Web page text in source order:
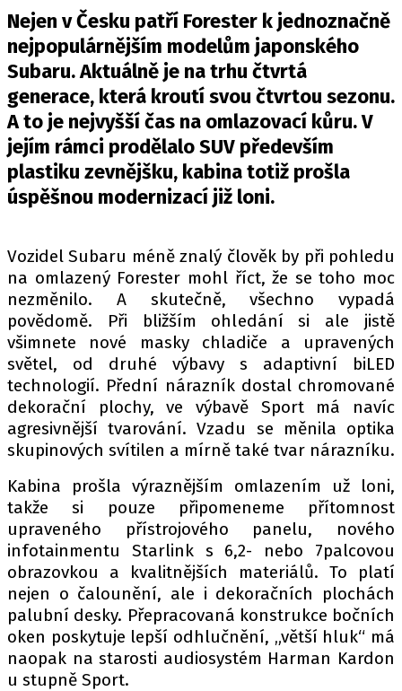
RALLY
TISKOVKY
ROZHOVORY
DAKAR
Z DOMOVA
ZE SVĚTA
PIT LANE
ČEŠI V AKCI
FIA CEZ & POHÁRY
MEZINÁRODNÍ SCÉNA
SLEDUJTE NÁS NA|
Pošlete e-mail na autoroad.cz
ETICKÝ KODEX
KONTAKT
VYDAVATEL
INZERCE
OSOBNÍ ÚDAJE / COOKIES
Nejen v Česku patří Forester k jednoznačně
nejpopulárnějším modelům japonského
Subaru. Aktuálně je na trhu čtvrtá
generace, která kroutí svou čtvrtou sezonu.
A to je nejvyšší čas na omlazovací kůru. V
jejím rámci prodělalo SUV především
plastiku zevnějšku, kabina totiž prošla
úspěšnou modernizací již loni.
Vozidel Subaru méně znalý člověk by při pohledu
na omlazený Forester mohl říct, že se toho moc
nezměnilo. A skutečně, všechno vypadá
povědomě. Při bližším ohledání si ale jistě
všimnete nové masky chladiče a upravených
světel, od druhé výbavy s adaptivní biLED
technologií. Přední nárazník dostal chromované
dekorační plochy, ve výbavě Sport má navíc
agresivnější tvarování. Vzadu se měnila optika
skupinových svítilen a mírně také tvar nárazníku.
Kabina prošla výraznějším omlazením už loni,
takže si pouze připomeneme přítomnost
upraveného přístrojového panelu, nového
infotainmentu Starlink s 6,2- nebo 7palcovou
obrazovkou a kvalitnějších materiálů. To platí
nejen o čalounění, ale i dekoračních plochách
palubní desky. Přepracovaná konstrukce bočních
oken poskytuje lepší odhlučnění, „větší hluk“ má
naopak na starosti audiosystém Harman Kardon
u stupně Sport.